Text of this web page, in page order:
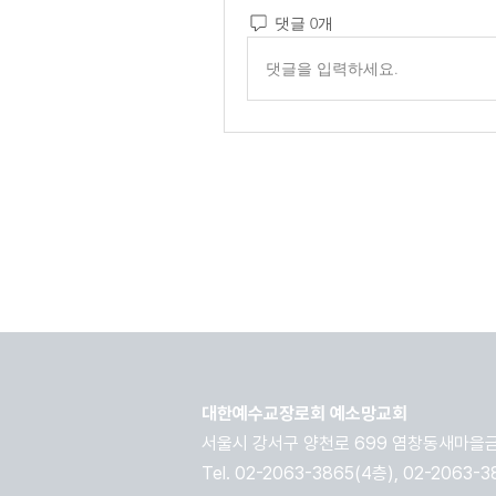
댓글 0개
댓글을 입력하세요.
대한예수교장로회 예소망교회
서울시 강서구 양천로 699 염창동새마을
Tel. 02-2063-3865(4층), 02-2063-